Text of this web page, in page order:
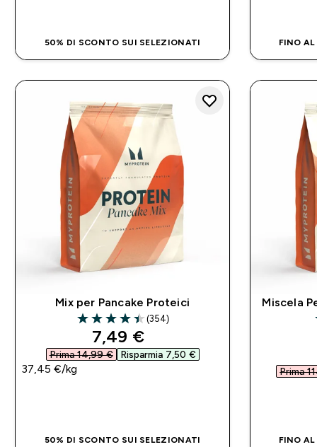
50% DI SCONTO SUI SELEZIONATI FINO
Mix per Pancake Proteici
4.44 out of 5 stars
(354)
discounted price
7,49 €‎
Prima 14,99 €‎ Risparmia 7,50 €‎
37,45 €‎/kg
50% DI SCONTO SUI SELEZIONATI
Miscela
Prima
FINO